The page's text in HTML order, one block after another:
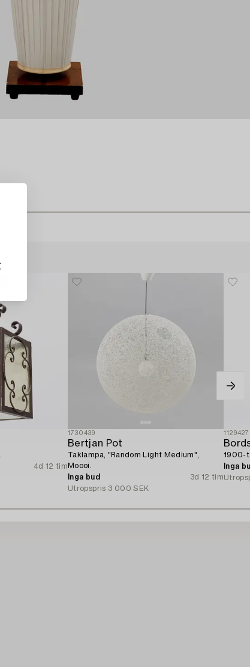
4d 12 tim
1730439
Bertjan Pot
Taklampa, "Random Light Medium",
Moooi.
Inga bud
3d 12 tim
Utropspris 3 000 SEK
1129427
1900-
Inga